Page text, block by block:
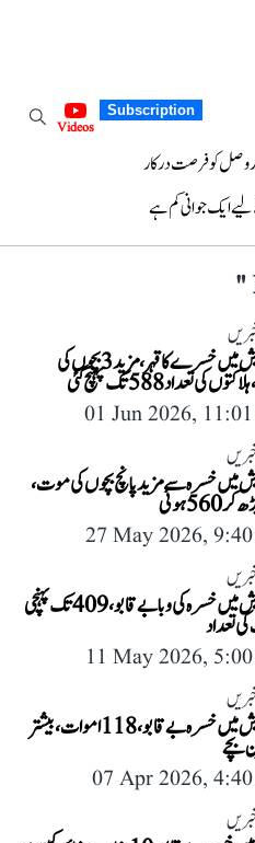
Subscription
Videos
وصل کو فرصت درکار
ایک جوانی کم ہے
"
بنگلہ دیش میں خسرے کا قہر، مزید 3 بچوں کی
کی تعداد 588 تک پہنچ گئی
01 Jun 2026,
میں خسرہ سے مزید پانچ بچوں کی موت،
ہوئی
27 May 2026,
بنگلہ دیش میں خسرہ کی وبا بے قابو، 409 تک پہنچی
تعداد
11 May 2026,
بنگلہ دیش میں خسرہ بے قابو، 118 اموات، بیشتر
بچے
07 Apr 2026,